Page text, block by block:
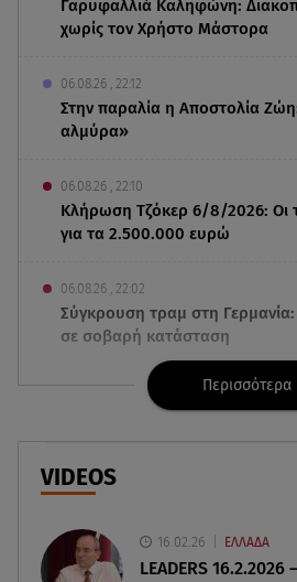
Γαρυφαλλιά Καληφώνη:
χωρίς τον Χρήστο Μάστορα
06.08.26 , 22:12
Στην παραλία η Αποστολία
αλμύρα»
06.08.26 , 22:10
Κλήρωση Τζόκερ 6/8/2026: Οι
για τα 2.500.000 ευρώ
06.08.26 , 22:02
Σύγκρουση τραμ στη Γερμανία:
σε σοβαρή κατάσταση
06.08.26 , 21:59
Νέες τουρκικές προκλήσεις στο
Αερομαχία με ελληνικά F-16
06.08.26 , 21:31
στα social media
Περισσότερα
VIDEOS
16.02.26 ΕΛΛΑΔΑ
LEADERS 16.2.2026